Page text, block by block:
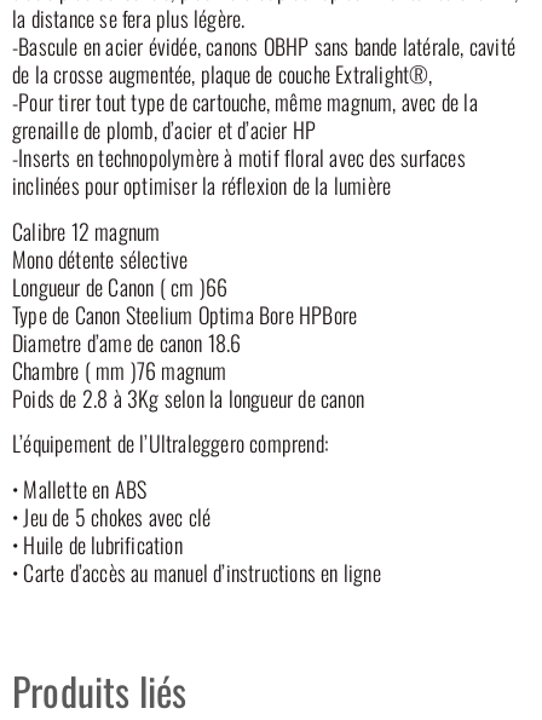
la distance se fera plus légère.
-Bascule en acier évidée, canons OBHP sans bande latérale, cavité
de la crosse augmentée, plaque de couche Extralight®,
-Pour tirer tout type de cartouche, même magnum, avec de la
grenaille de plomb, d’acier et d’acier HP
-Inserts en technopolymère à motif floral avec des surfaces
inclinées pour optimiser la réflexion de la lumière
Calibre 12 magnum
Mono détente sélective
Longueur de Canon ( cm )66
Type de Canon Steelium Optima Bore HPBore
Diametre d’ame de canon 18.6
Chambre ( mm )76 magnum
Poids de 2.8 à 3Kg selon la longueur de canon
L’équipement de l’Ultraleggero comprend:
• Mallette en ABS
• Jeu de 5 chokes avec clé
• Huile de lubrification
• Carte d’accès au manuel d’instructions en ligne
Produits liés